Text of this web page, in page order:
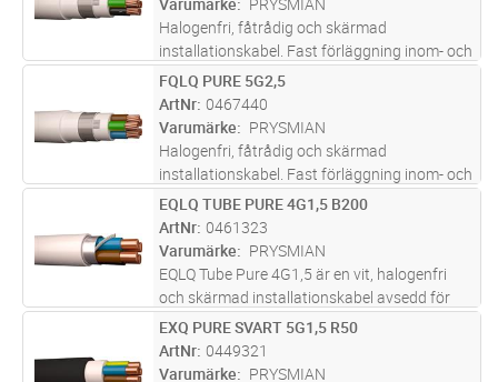
Varumärke
PRYSMIAN
Halogenfri, fåtrådig och skärmad
installationskabel. Fast förläggning inom- och
utomhus, i rör, kanal, i eller under puts, samt
upphängd i bärlina. UV-skyddad för
utomhusbruk i Norden. Ledarisolering
mer
M Lägg i kundvagn
FQLQ PURE 5G2,5
ArtNr 0467440
Varumärke
PRYSMIAN
Halogenfri, fåtrådig och skärmad
installationskabel. Fast förläggning inom- och
utomhus, i rör, kanal, i eller under puts, samt
upphängd i bärlina. UV-skyddad för
utomhusbruk i Norden. Ledarisolering
mer
M Lägg i kundvagn
EQLQ TUBE PURE 4G1,5 B200
ArtNr 0461323
Varumärke
PRYSMIAN
EQLQ Tube Pure 4G1,5 är en vit, halogenfri
och skärmad installationskabel avsedd för
fast förläggning i både inom- och
utomhusmiljöer. Kabeln är uppbyggd med
entrådiga ledare, aluminiumband och
M Lägg i kundvagn
EXQ PURE SVART 5G1,5 R50
ArtNr 0449321
Varumärke
PRYSMIAN